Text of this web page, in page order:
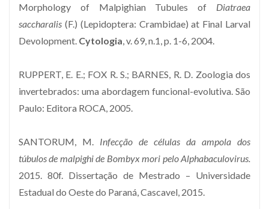
Morphology of Malpighian Tubules of Diatraea
saccharalis (F.) (Lepidoptera: Crambidae) at Final Larval
Devolopment. Cytologia, v. 69, n.1, p. 1-6, 2004.
RUPPERT, E. E.; FOX R. S.; BARNES, R. D. Zoologia dos
invertebrados: uma abordagem funcional-evolutiva. São
Paulo: Editora ROCA, 2005.
SANTORUM, M. Infecção de células da ampola dos
túbulos de malpighi de Bombyx mori pelo Alphabaculovirus.
2015. 80f. Dissertação de Mestrado – Universidade
Estadual do Oeste do Paraná, Cascavel, 2015.